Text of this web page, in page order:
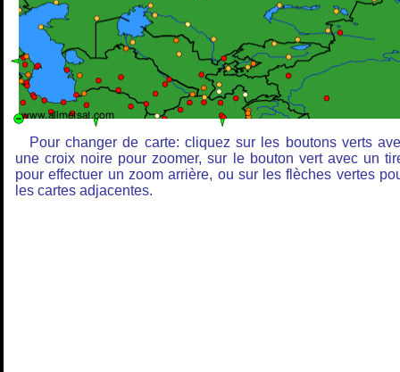
Pour changer de carte: cliquez sur les boutons verts
une croix noire pour zoomer, sur le bouton vert avec un
pour effectuer un zoom arrière, ou sur les flèches vertes
les cartes adjacentes.